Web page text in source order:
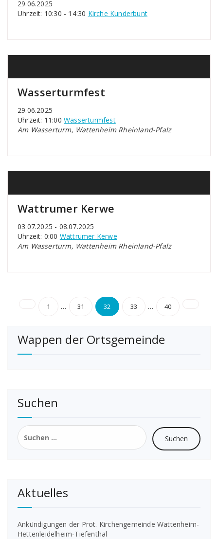
29.06.2025
Uhrzeit: 10:30 - 14:30 Kirche Kunderbunt
Wasserturmfest
29.06.2025
Uhrzeit: 11:00 Wasserturmfest
Am Wasserturm, Wattenheim Rheinland-Pfalz
Wattrumer Kerwe
03.07.2025 - 08.07.2025
Uhrzeit: 0:00 Wattrumer Kerwe
Am Wasserturm, Wattenheim Rheinland-Pfalz
Seitennummerierung
Beiträge
1 … 31 32 33 … 40
Wappen der Ortsgemeinde
Suchen
Suchen
nach:
Aktuelles
Ankündigungen der Prot. Kirchengemeinde Wattenheim-
Hettenleidelheim-Tiefenthal